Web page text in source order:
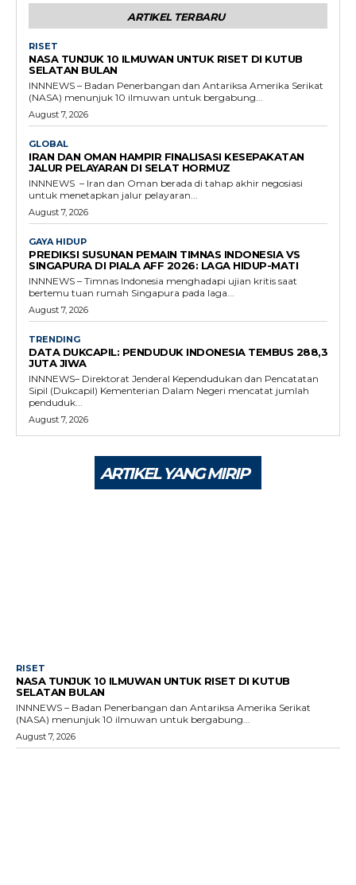
ARTIKEL TERBARU
RISET
NASA TUNJUK 10 ILMUWAN UNTUK RISET DI KUTUB
SELATAN BULAN
INNNEWS – Badan Penerbangan dan Antariksa Amerika Serikat
(NASA) menunjuk 10 ilmuwan untuk bergabung...
August 7, 2026
GLOBAL
IRAN DAN OMAN HAMPIR FINALISASI KESEPAKATAN
JALUR PELAYARAN DI SELAT HORMUZ
INNNEWS – Iran dan Oman berada di tahap akhir negosiasi
untuk menetapkan jalur pelayaran...
August 7, 2026
GAYA HIDUP
PREDIKSI SUSUNAN PEMAIN TIMNAS INDONESIA VS
SINGAPURA DI PIALA AFF 2026: LAGA HIDUP-MATI
INNNEWS – Timnas Indonesia menghadapi ujian kritis saat
bertemu tuan rumah Singapura pada laga...
August 7, 2026
TRENDING
DATA DUKCAPIL: PENDUDUK INDONESIA TEMBUS 288,3
JUTA JIWA
INNNEWS– Direktorat Jenderal Kependudukan dan Pencatatan
Sipil (Dukcapil) Kementerian Dalam Negeri mencatat jumlah
penduduk...
August 7, 2026
ARTIKEL YANG MIRIP
RISET
NASA TUNJUK 10 ILMUWAN UNTUK RISET DI KUTUB
SELATAN BULAN
INNNEWS – Badan Penerbangan dan Antariksa Amerika Serikat
(NASA) menunjuk 10 ilmuwan untuk bergabung...
August 7, 2026